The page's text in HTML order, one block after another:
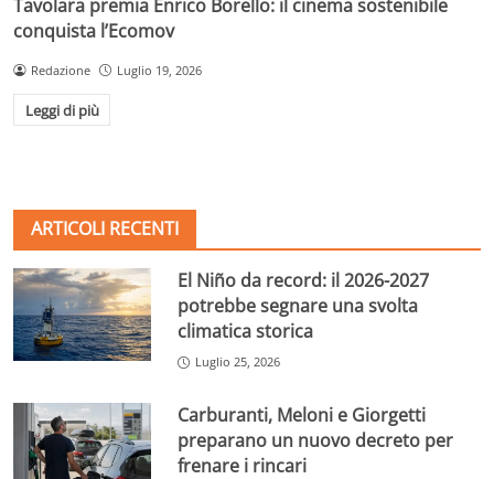
Tavolara premia Enrico Borello: il cinema sostenibile
conquista l’Ecomov
Redazione Luglio 19, 2026
Leggi di più
ARTICOLI RECENTI
El Niño da record: il 2026-2027
potrebbe segnare una svolta
climatica storica
Luglio 25, 2026
Carburanti, Meloni e Giorgetti
preparano un nuovo decreto per
frenare i rincari